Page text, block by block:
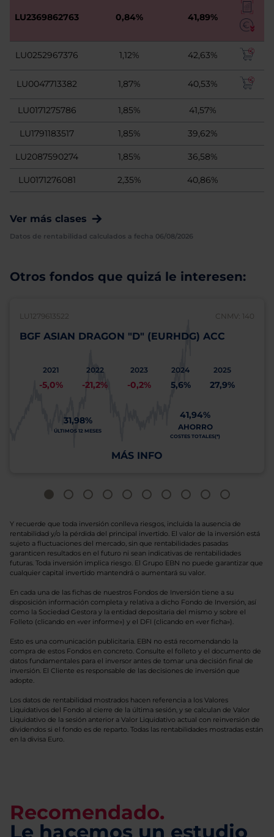
LU2369862763 0,84% 41,89%
LU0252967376 1,12% 42,63%
LU0047713382 1,87% 40,53%
LU0171275786 1,85% 41,57%
LU1791183517 1,85% 39,62%
LU2087590274 1,85% 36,58%
LU0171276081 2,35% 40,86%
Ver más clases
Datos de rentabilidad calculados a fecha 06/08/2026
Otros fondos que quizá le interesen:
LU1279613522 CNMV: 140
BGF ASIAN DRAGON "D" (EURHDG) ACC
2021
-5,0%
2022
-21,2%
2023
-0,2%
2024
5,6%
2025
27,9%
31,98%
ÚLTIMOS 12 MESES
41,94%
AHORRO
COSTES TOTALES(*)
MÁS INFO
Y recuerde que toda inversión conlleva riesgos, incluida la ausencia de
rentabilidad y/o la pérdida del principal invertido. El valor de la inversión está
sujeto a fluctuaciones del mercado, sin que rentabilidades pasadas
garanticen resultados en el futuro ni sean indicativas de rentabilidades
futuras. Toda inversión implica riesgo. El Grupo EBN no puede garantizar que
cualquier capital invertido mantendrá o aumentará su valor.
En cada una de las fichas de nuestros Fondos de Inversión tiene a su
disposición información completa y relativa a dicho Fondo de Inversión, así
como la Sociedad Gestora y la entidad depositaria del mismo y sobre el
Folleto (clicando en «ver informe») y el DFI (clicando en «ver ficha»).
Esto es una comunicación publicitaria. EBN no está recomendando la
compra de estos Fondos en concreto. Consulte el folleto y el documento de
datos fundamentales para el inversor antes de tomar una decisión final de
inversión. El Cliente es responsable de las decisiones de inversión que
adopte.
Los datos de rentabilidad mostrados hacen referencia a los Valores
Liquidativos del Fondo al cierre de la última sesión, y se calculan de Valor
Liquidativo de la sesión anterior a Valor Liquidativo actual con reinversión de
dividendos si el fondo es de reparto. Todas las rentabilidades mostradas están
en la divisa Euro.
Recomendado.
Le hacemos un estudio